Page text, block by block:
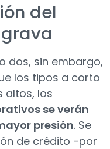
del
dos, sin embargo,
los tipos a corto
altos, los
se verán
presión. Se
de crédito -por